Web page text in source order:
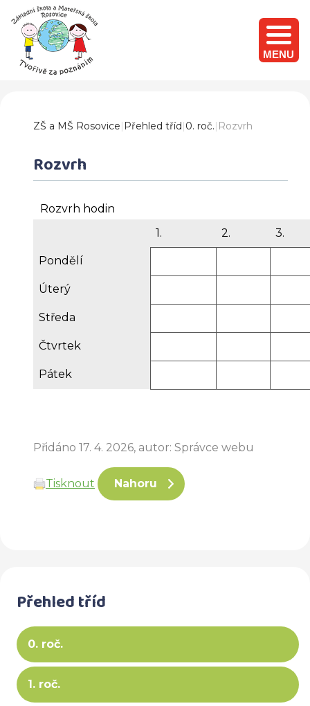
MENU
ZŠ a MŠ Rosovice| Přehled tříd|0. roč.| Rozvrh
Rozvrh
Rozvrh hodin
1.
2. 3.
Pondělí
Úterý
Středa
Čtvrtek
Pátek
Přidáno 17. 4. 2026, autor: Správce webu
Tisknout Nahoru
Přehled tříd
0. roč.
1. roč.